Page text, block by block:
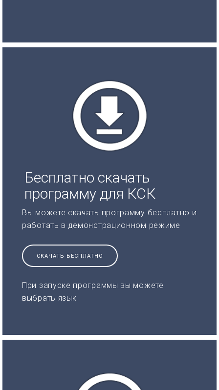
Бесплатно скачать
программу для КСК
Вы можете скачать программу бесплатно и
работать в демонстрационном режиме
СКАЧАТЬ БЕСПЛАТНО
При запуске программы вы можете
выбрать язык.